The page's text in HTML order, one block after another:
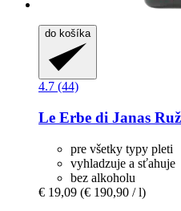
do košíka
4.7 (44)
Le Erbe di Janas
pre všetky typy pleti
vyhladzuje a sťahuje
bez alkoholu
€ 19,09 (€ 190,90 / l)